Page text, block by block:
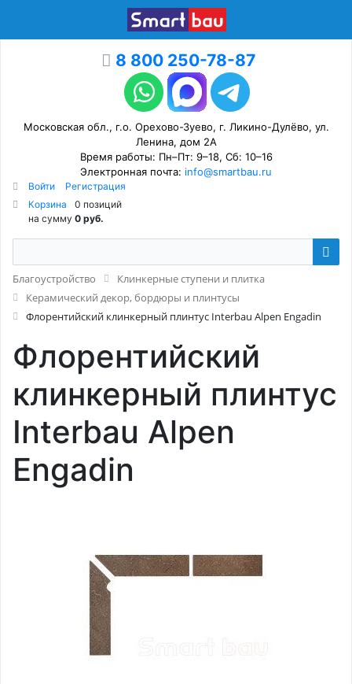
8 800 250-78-87
Московская обл., г.о. Орехово-Зуево, г. Ликино-Дулёво, ул.
Ленина, дом 2А
Время работы: Пн–Пт: 9–18, Сб: 10–16
Электронная почта: info@smartbau.ru
Войти
Регистрация
Корзина
0 позиций
на сумму 0 руб.
Благоустройство
Клинкерные ступени и плитка
Керамический декор, бордюры и плинтусы
Флорентийский клинкерный плинтус Interbau Alpen Engadin
Флорентийский
клинкерный плинтус
Interbau Alpen
Engadin